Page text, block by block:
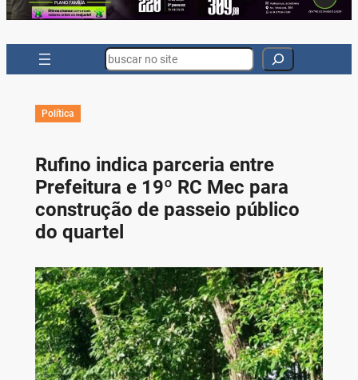
Search
Política
Rufino indica parceria entre
Prefeitura e 19º RC Mec para
construção de passeio público
do quartel